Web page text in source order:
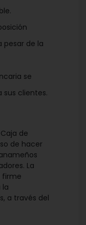
pesar de la
se
sus clientes.
Caja de
de hacer
La
firme
la
a través del